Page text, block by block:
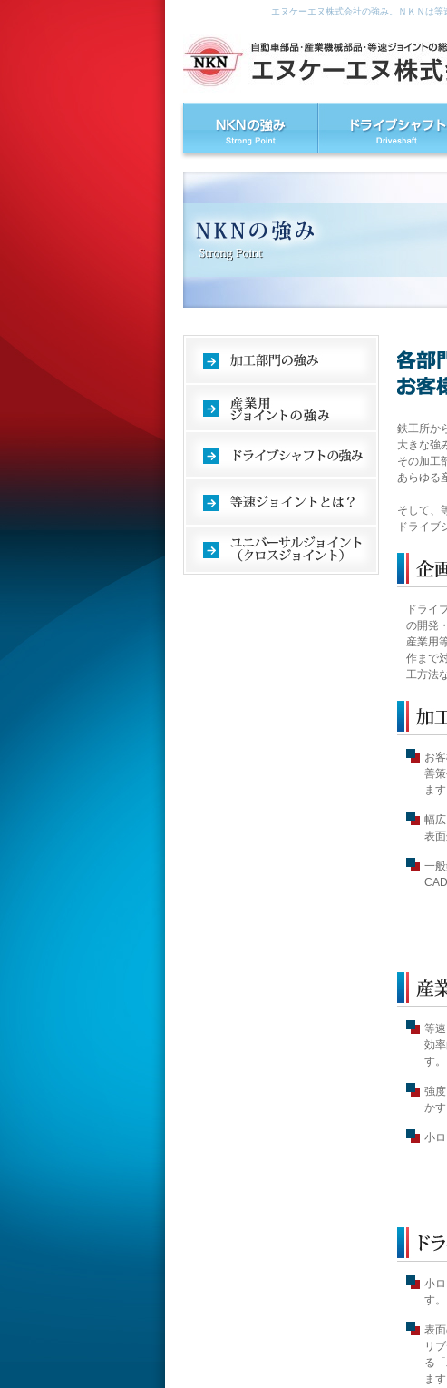
エヌケーエヌ株式会社の強み。ＮＫＮは
鉄工所か
大きな強
その加工
あらゆる
そして、
ドライブ
ドライ
の開発
産業用
作まで
工方法
お
善
ます
幅
表
一
等
効
す。
強
か
小
小
す。
表
リ
る
ます